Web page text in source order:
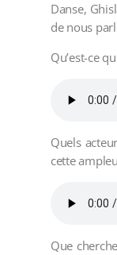
Danse,
de nous
Qu’est-ce
Quels
cette
Que